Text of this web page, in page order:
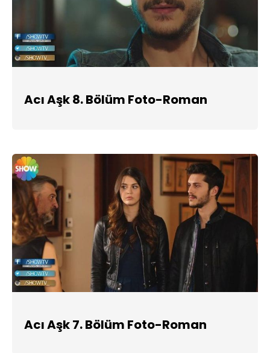
Acı Aşk 8. Bölüm Foto-Roman
Acı Aşk 7. Bölüm Foto-Roman